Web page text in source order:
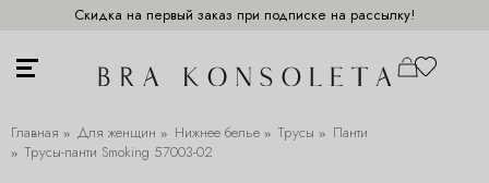
Скидка на первый заказ при подписке на рассылку!
Главная Для женщин Нижнее белье Трусы
Панти
Трусы-панти Smoking 57003-02